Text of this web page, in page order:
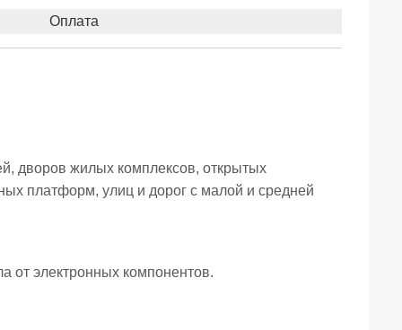
Оплата
дворов жилых комплексов, открытых
платформ, улиц и дорог с малой и средней
от электронных компонентов.